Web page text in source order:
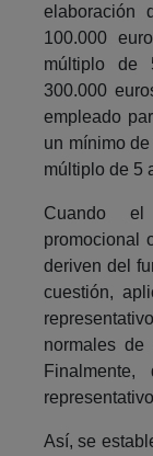
elaboración
100.000
múltiplo de
300.000
empleado
un mínimo
múltiplo de 5
Cuando
promocional
deriven del
cuestión,
normales de
Así, se